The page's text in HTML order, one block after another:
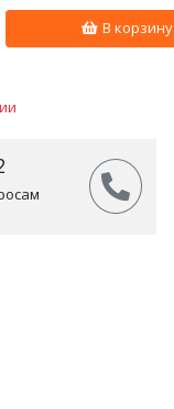
В корзину